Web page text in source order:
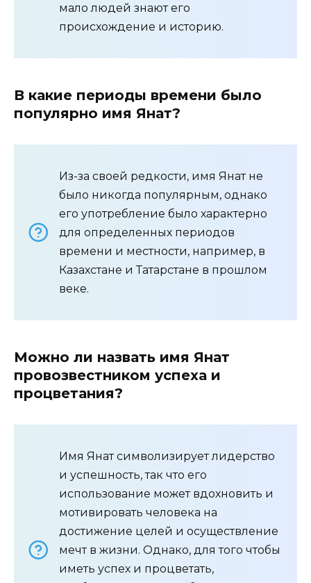
мало людей знают его
происхождение и историю.
В какие периоды времени было
популярно имя Янат?
Из-за своей редкости, имя Янат не
было никогда популярным, однако
его употребление было характерно
для определенных периодов
времени и местности, например, в
Казахстане и Татарстане в прошлом
веке.
Можно ли назвать имя Янат
провозвестником успеха и
процветания?
Имя Янат символизирует лидерство
и успешность, так что его
использование может вдохновить и
мотивировать человека на
достижение целей и осуществление
мечт в жизни. Однако, для того чтобы
иметь успех и процветать,